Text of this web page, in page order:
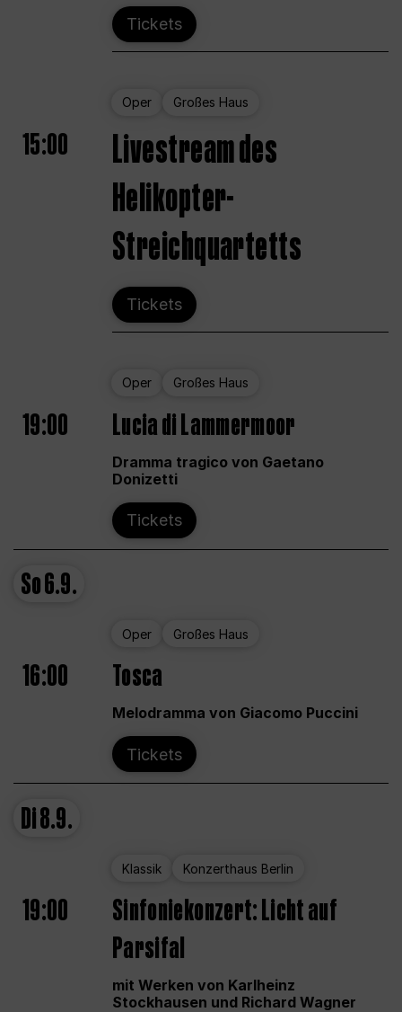
Tickets
Oper Großes Haus
15:00
Livestream des
Helikopter-
Streichquartetts
Tickets
Oper Großes Haus
19:00 Lucia di Lammermoor
Dramma tragico von Gaetano
Donizetti
Tickets
So6.9.
Oper Großes Haus
16:00 Tosca
Melodramma von Giacomo Puccini
Tickets
Di8.9.
Klassik Konzerthaus Berlin
19:00
Sinfoniekonzert: Licht auf
Parsifal
mit Werken von Karlheinz
Stockhausen und Richard Wagner